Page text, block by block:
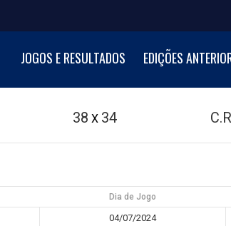
CUP
JOGOS E RESULTADOS EDIÇÕES
38 X 34
Dia de Jogo
04/07/2024